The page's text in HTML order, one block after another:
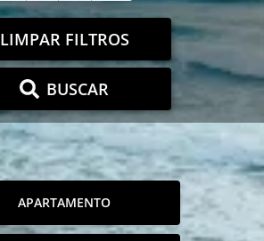
LIMPAR FILTROS
BUSCAR
APARTAMENTO